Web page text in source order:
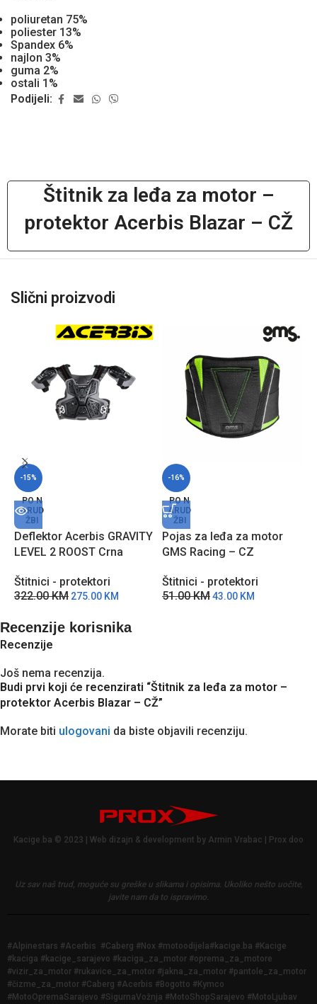
poliuretan 75%
poliester 13%
Spandex 6%
najlon 3%
guma 2%
ostali 1%
Podijeli:
Štitnik za leđa za motor –
protektor Acerbis Blazar – CŽ
Slični proizvodi
-15%
PO N
ARUD
ŽBI
Deflektor Acerbis GRAVITY
LEVEL 2 ROOST Crna
Štitnici - protektori
322.00KM 275.00 KM
-16%
PO N
ARUD
ŽBI
Pojas za leđa za motor
GMS Racing – CZ
Štitnici - protektori
51.00KM43.00 KM
Recenzije korisnika
Recenzije
Još nema recenzija.
Budi prvi koji će recenzirati “Štitnik za leđa za motor –
protektor Acerbis Blazar – CŽ”
Morate biti ulogovani da biste objavili recenziju.
Kacige.ba © 2023 | Web dizajn & development by Armin Vrabac | Prox doo
Uz sav naš trud, moguće su greške u slikama i opisima. Ukoliko nešto uočite,
javite nam da to ispravimo.
#Alpinestars #Acerbis #Caberg #Nox #motoodijela#kacige.ba #Kacige
#kaciga #kacige_sarajevo #kaciga_za_motor #oprema_za_motore
#vizir_za_motor #rukavice_za_motor #jakna_za_motor #pantole_za_motor
#čizme_za_motor #Caberg #Acerbis #Bogotto #Kymco
#MotoOpremaSarajevo #SigurnaVožnja #MotoShopSarajevo #MotoLjubav